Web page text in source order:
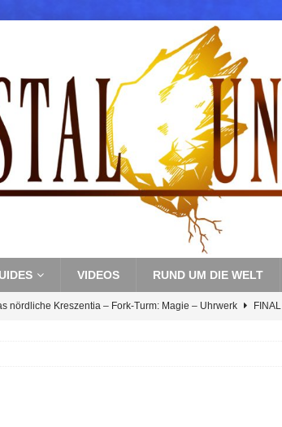
VIDEOS RUND UM DIE WELT
nördliche Kreszentia – Fork-Turm: Magie – Uhrwerk FINAL